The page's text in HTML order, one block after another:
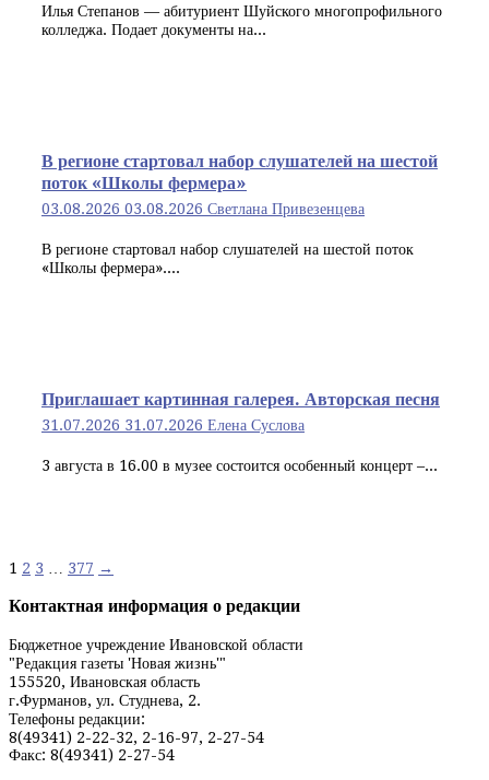
Илья Степанов — абитуриент Шуйского многопрофильного
колледжа. Подает документы на...
В регионе стартовал набор слушателей на шестой
поток «Школы фермера»
03.08.2026 03.08.2026 Светлана Привезенцева
В регионе стартовал набор слушателей на шестой поток
«Школы фермера»....
Приглашает картинная галерея. Авторская песня
31.07.2026 31.07.2026 Елена Суслова
3 августа в 16.00 в музее состоится особенный концерт –...
Навигация
по
1 2 3 377 →
Контактная информация о редакции
Бюджетное учреждение Ивановской области
"Редакция газеты 'Новая жизнь'"
155520, Ивановская область
г.Фурманов, ул. Студнева, 2.
Телефоны редакции:
8(49341) 2-22-32, 2-16-97, 2-27-54
Факс: 8(49341) 2-27-54